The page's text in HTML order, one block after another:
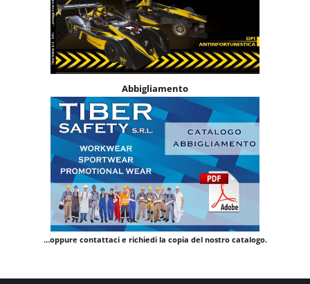
Abbigliamento
…oppure contattaci e richiedi la copia del nostro catalogo.